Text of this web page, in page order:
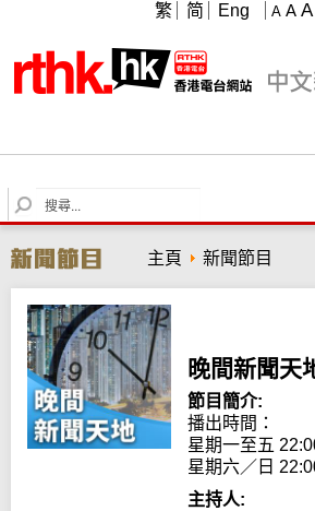
A A A
繁 简 Eng
S
e
r
c
h
主頁 新聞節目
晚間新聞天
節目簡介:
播出時間：
星期一至五
星期六／日
主持人: